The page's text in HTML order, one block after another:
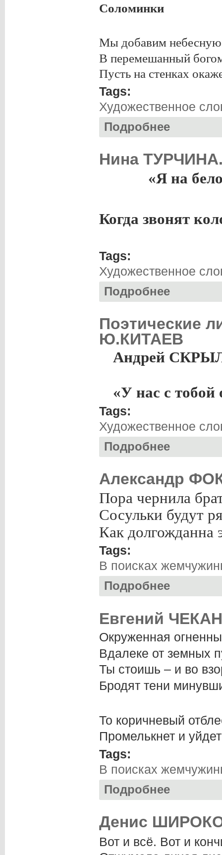
Соломинки
Мы добавим небесную
В перемешанный
Пусть на стенках
Tags:
Художественное
Подробнее
Нина
«Я на
Когда звонят
Tags:
Художественное
Подробнее
Поэтические
Ю.КИТАЕВ
Андрей
«У нас с тобой
Tags:
Художественное
Подробнее
Александр
Пора чернила
Сосульки будут
Как долгожданна
Tags:
В поисках
Подробнее
Евгений
Окруженная
Вдалеке от земных
Ты стоишь – и во
Бродят тени
То коричневый
Промелькнет и
Tags:
В поисках
Подробнее
Денис
Вот и всё. Вот и